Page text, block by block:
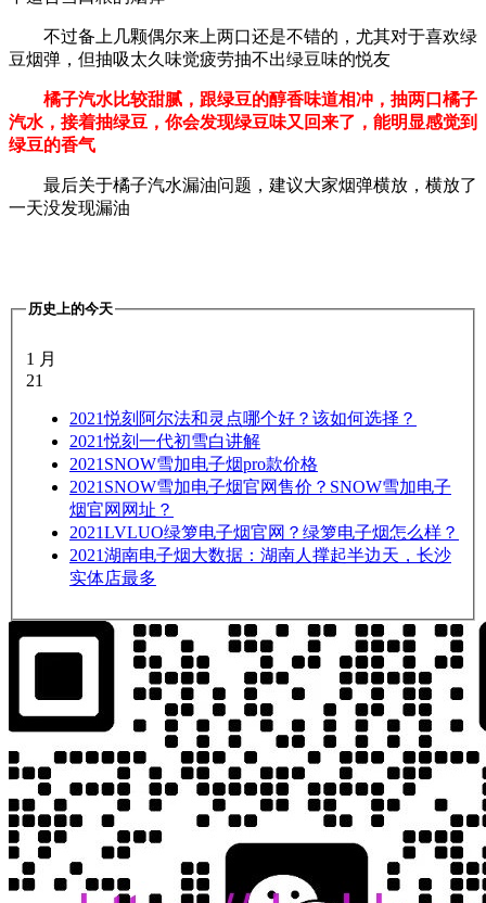
不过备上几颗偶尔来上两口还是不错的，尤其对于喜欢绿
豆烟弹，但抽吸太久味觉疲劳抽不出绿豆味的悦友
橘子汽水比较甜腻，跟绿豆的醇香味道相冲，抽两口橘子
汽水，接着抽绿豆，你会发现绿豆味又回来了，能明显感觉到
绿豆的香气
最后关于橘子汽水漏油问题，建议大家烟弹横放，横放了
一天没发现漏油
历史上的今天
1 月
21
2021悦刻阿尔法和灵点哪个好？该如何选择？
2021悦刻一代初雪白讲解
2021 SNOW雪加电子烟pro款价格
2021 SNOW雪加电子烟官网售价？SNOW雪加电子
烟官网网址？
2021LVLUO绿箩电子烟官网？绿箩电子烟怎么样？
2021湖南电子烟大数据：湖南人撑起半边天，长沙
实体店最多